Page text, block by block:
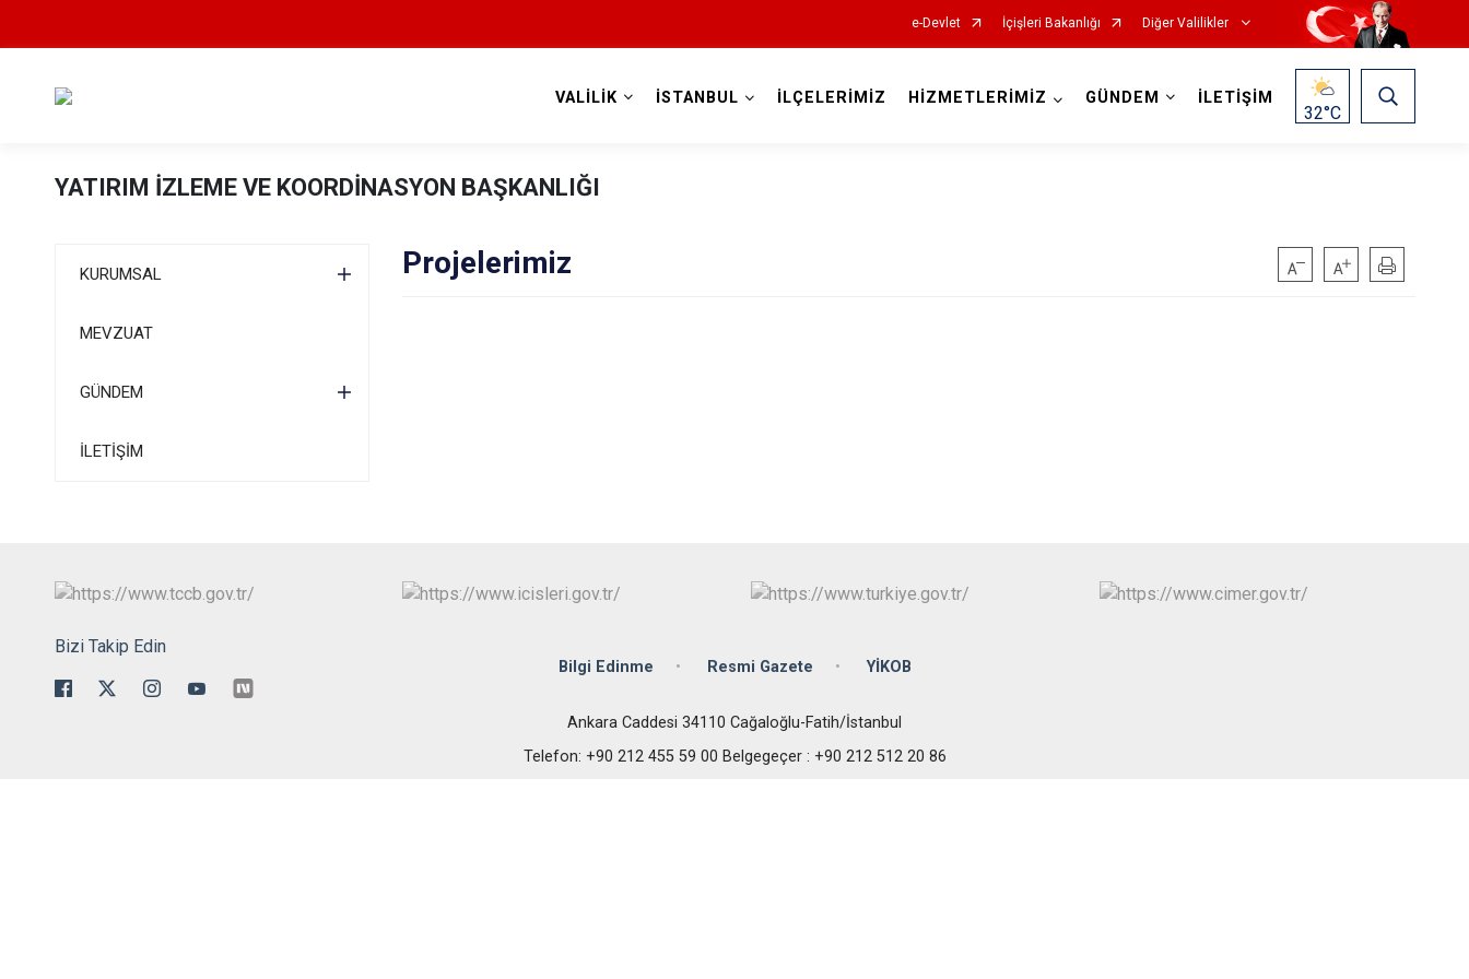
e-Devlet İçişleri Bakanlığı Diğer Valilikler
VALİLİK İSTANBUL İLÇELERİMİZ HİZMETLERİMİZ GÜNDEM İLETİŞİM
32°C
YATIRIM İZLEME VE KOORDİNASYON BAŞKANLIĞI
KURUMSAL
MEVZUAT
GÜNDEM
İLETİŞİM
Projelerimiz
Bizi Takip Edin
Bilgi Edinme Resmi Gazete YİKOB
Ankara Caddesi 34110 Cağaloğlu-Fatih/İstanbul
Telefon: +90 212 455 59 00 Belgegeçer : +90 212 512 20 86